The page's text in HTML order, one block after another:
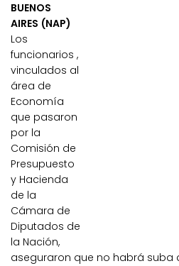
BUENOS
AIRES (NAP)
Los
funcionarios ,
vinculados al
área de
Economía
que pasaron
por la
Comisión de
Presupuesto
y Hacienda
de la
Cámara de
Diputados de
la Nación,
aseguraron que no habrá suba